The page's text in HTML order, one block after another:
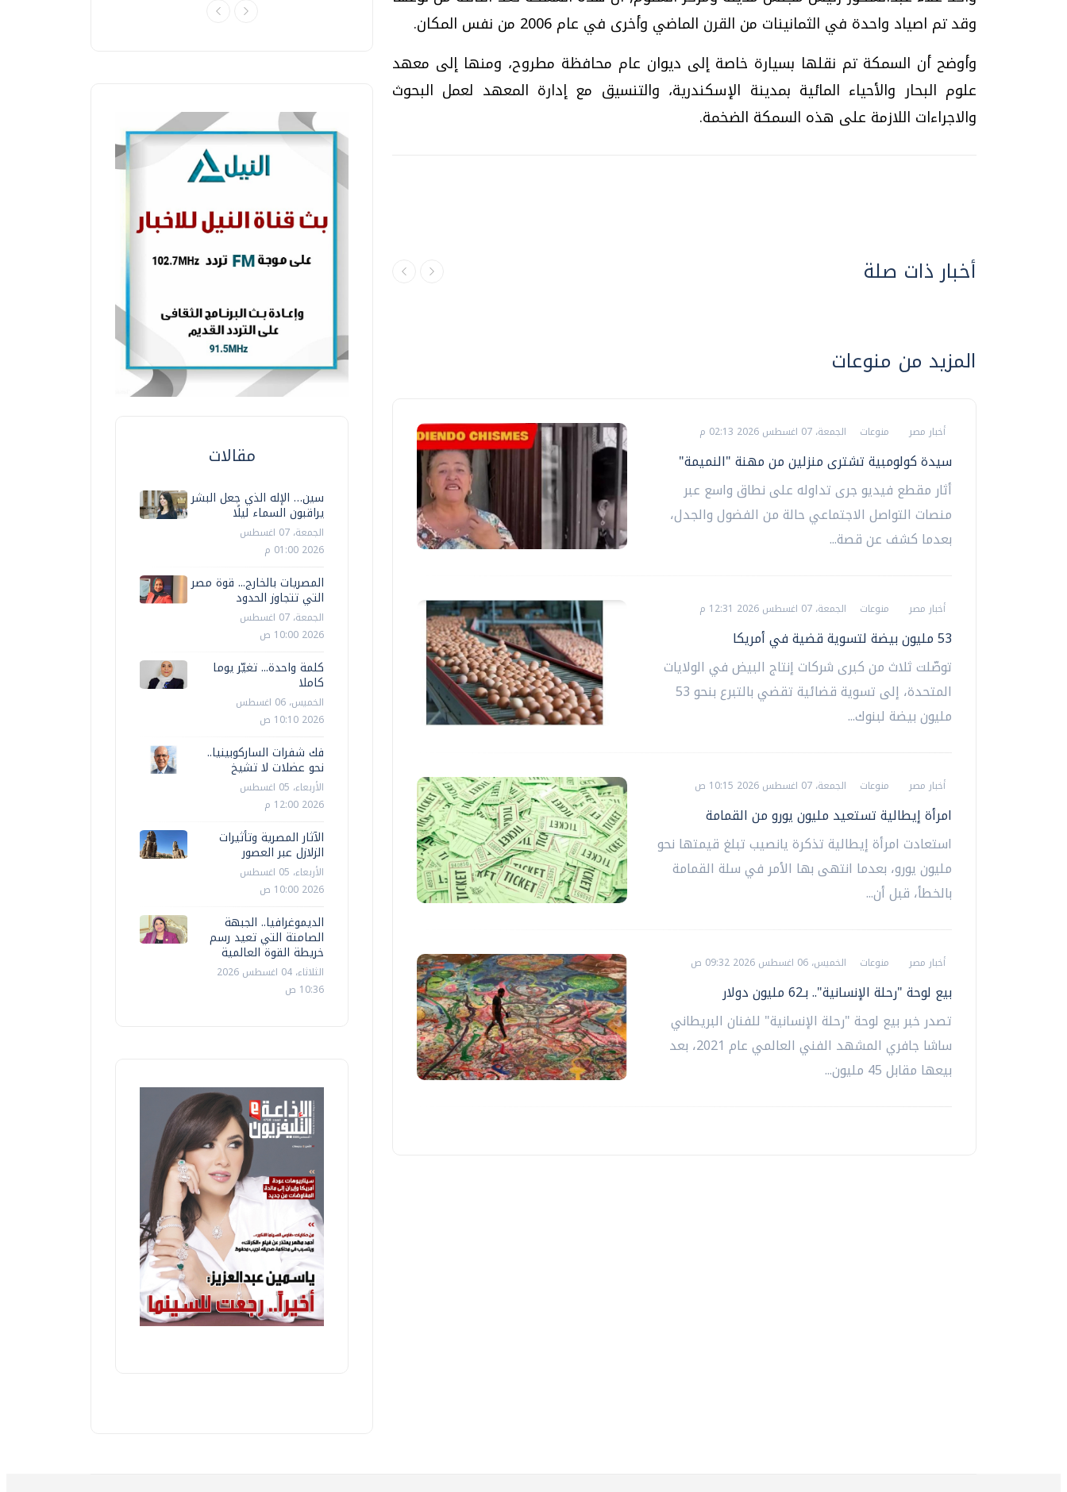
وقد تم اصياد واحدة في الثمانينات من القرن الماضي وأخرى في عام 2006 من نفس المكان.
وأوضح أن السمكة تم نقلها بسيارة خاصة إلى ديوان عام محافظة مطروح، ومنها إلى معهد
علوم البحار والأحياء المائية بمدينة الإسكندرية، والتنسيق مع إدارة المعهد لعمل البحوث
والاجراءات اللازمة على هذه السمكة الضخمة.
أخبار ذات صلة
المزيد من منوعات
أخبار مصر منوعات الجمعة، 07 اغسطس 2026 02:13 م
سيدة كولومبية تشترى منزلين من مهنة "النميمة"
أثار مقطع فيديو جرى تداوله على نطاق واسع عبر
منصات التواصل الاجتماعي حالة من الفضول والجدل،
بعدما كشف عن قصة...
أخبار مصر منوعات الجمعة، 07 اغسطس 2026 12:31 م
53 مليون بيضة لتسوية قضية في أمريكا
توصّلت ثلاث من كبرى شركات إنتاج البيض في الولايات
المتحدة، إلى تسوية قضائية تقضي بالتبرع بنحو 53
مليون بيضة لبنوك...
أخبار مصر منوعات الجمعة، 07 اغسطس 2026 10:15 ص
امرأة إيطالية تستعيد مليون يورو من القمامة
استعادت امرأة إيطالية تذكرة يانصيب تبلغ قيمتها نحو
مليون يورو، بعدما انتهى بها الأمر في سلة القمامة
بالخطأ، قبل أن...
أخبار مصر منوعات الخميس، 06 اغسطس 2026 09:32 ص
بيع لوحة "رحلة الإنسانية".. بـ62 مليون دولار
تصدر خبر بيع لوحة "رحلة الإنسانية" للفنان البريطاني
ساشا جافري المشهد الفني العالمي عام 2021، بعد
بيعها مقابل 45 مليون...
مقالات
سين… الإله الذي جعل البشر
يراقبون السماء ليلًا
الجمعة، 07 اغسطس
2026 01:00 م
المصريات بالخارج... قوة مصر
التي تتجاوز الحدود
الجمعة، 07 اغسطس
2026 10:00 ص
كلمة واحدة... تغيّر يوما
كاملا
الخميس، 06 اغسطس
2026 10:10 ص
فك شفرات الساركوبينيا..
نحو عضلات لا تشيخ
الأربعاء، 05 اغسطس
2026 12:00 م
الآثار المصرية وتأثيرات
الزلازل عبر العصور
الأربعاء، 05 اغسطس
2026 10:00 ص
الديموغرافيا.. الجبهة
الصامتة التي تعيد رسم
خريطة القوة العالمية
الثلاثاء، 04 اغسطس 2026
10:36 ص